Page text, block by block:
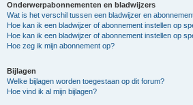
Onderwerpabonnementen en bladwijzers
Wat is het verschil tussen een bladwijzer en
Hoe kan ik een bladwijzer of abonnement instellen op
Hoe kan ik een bladwijzer of abonnement instellen op
Hoe zeg ik mijn abonnement op?
Bijlagen
Welke bijlagen worden toegestaan op dit forum?
Hoe vind ik al mijn bijlagen?